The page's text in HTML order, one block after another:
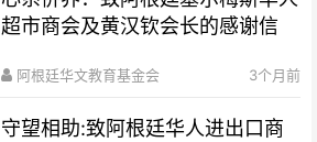
超市商会及黄汉钦会长的感谢信
阿根廷华文教育基金会 3个月前
守望相助:致阿根廷华人进出口商